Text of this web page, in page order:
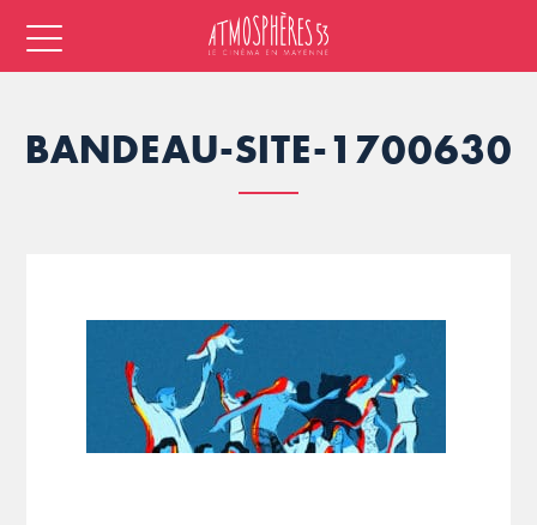
BANDEAU-SITE-1700630